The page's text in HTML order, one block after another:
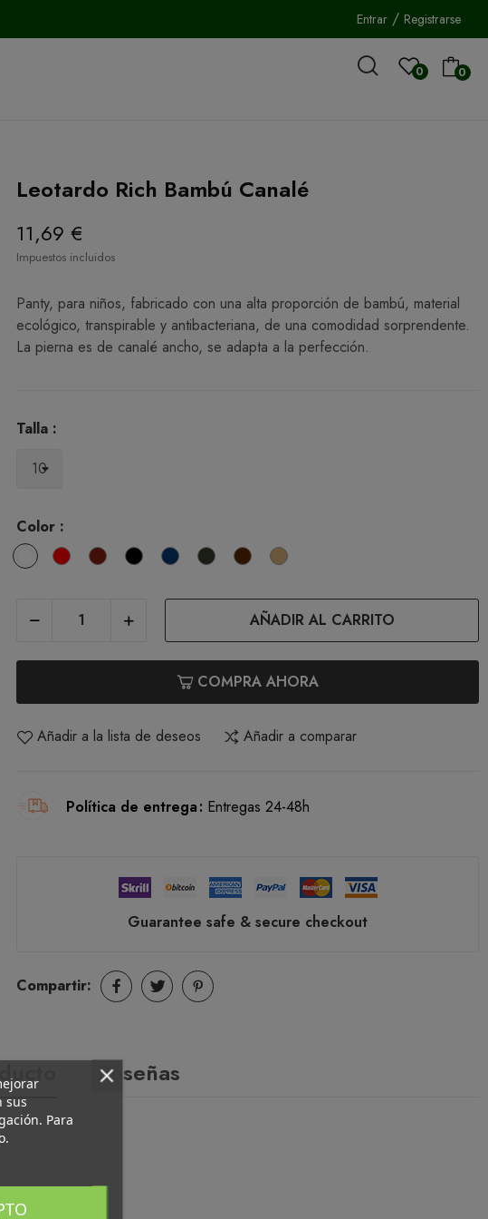
Entrar/ Registrarse
0 0
Leotardo Rich Bambú Canalé
11,69 €
Impuestos incluidos
Panty, para niños, fabricado con una alta proporción de bambú, material
ecológico, transpirable y antibacteriana, de una comodidad sorprendente.
La pierna es de canalé ancho, se adapta a la perfección.
Talla :
Color :
BlancoRojo GranateNegroMarinoVerdeMarrónCamel
AÑADIR AL CARRITO
COMPRA AHORA
Añadir a la lista de deseos Añadir a comparar
Política de entrega Entregas 24-48h
Guarantee safe & secure checkout
Compartir:
Reseñas
sus
Para